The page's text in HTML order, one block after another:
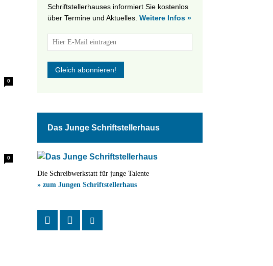
0
0
Schriftstellerhauses informiert Sie kostenlos
über Termine und Aktuelles. Weitere Infos »
Das Junge Schriftstellerhaus
Die Schreibwerkstatt für junge Talente
» zum Jungen Schriftstellerhaus